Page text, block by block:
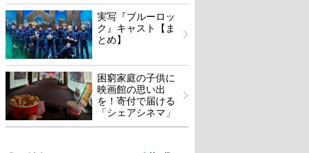
実写『ブルーロッ
ク』キャスト【ま
とめ】
困窮家庭の子供に
映画館の思い出
を！寄付で届ける
「シェアシネマ」